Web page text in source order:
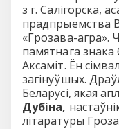
з г. Салігорска,
прадпрыемства
«Грозава-
памятнага
Аксаміт. Ён
загінуўшых.
Беларусі, якая
Дубіна,
літаратуры